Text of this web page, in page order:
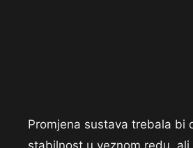
Promjena sustava trebala bi
stabilnost u veznom redu, ali